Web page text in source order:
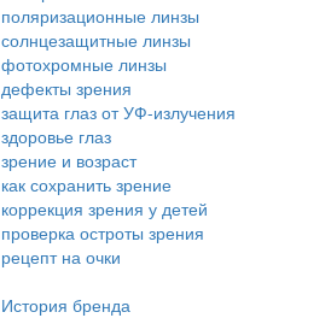
поляризационные линзы
солнцезащитные линзы
фотохромные линзы
дефекты зрения
защита глаз от УФ-излучения
здоровье глаз
зрение и возраст
как сохранить зрение
коррекция зрения у детей
проверка остроты зрения
рецепт на очки
История бренда